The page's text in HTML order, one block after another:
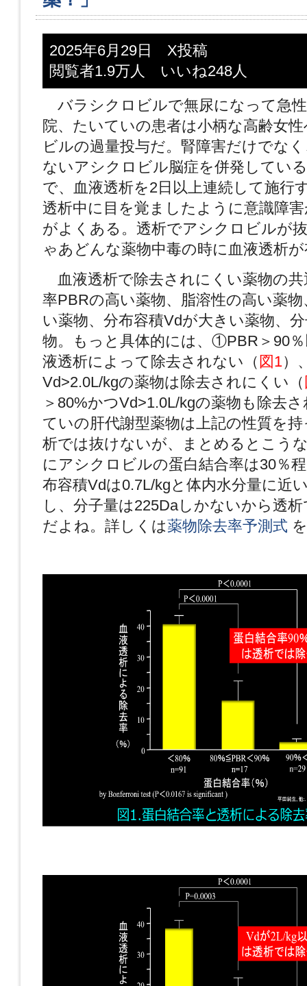
2025年6月29日 X投稿
閲覧者1.9万人 いいね248人
バラシクロビルで無尿になって急
院、たいていの患者は小柄な高齢女
ビルの過量投与だ。腎障害だけでな
ないアシクロビル脳症を併発してい
で、血液透析を2日以上連続して施行
透析中に目を覚ましたように意識障
がよくある。透析でアシクロビルが
ゃあどんな薬物中毒の時に血液透析
血液透析で除去されにくい薬物の共
率PBRの高い薬物、脂溶性の高い薬
い薬物、分布容積Vdが大きい薬物、
物。もっと具体的には、①PBR＞90
液透析によって除去されない（ 図1）
Vd>2.0L/kgの薬物は除去されにくい（
＞80%かつVd>1.0L/kgの薬物も除去
ていの肝代謝型薬物は上記の性質を
析では抜けないが、まとめるとこう
にアシクロビルの蛋白結合率は30％
布容積Vdは0.7L/kgと体内水分量に近
し、分子量は225Daしかないから透
だよね。詳しくは薬物除去率予測式